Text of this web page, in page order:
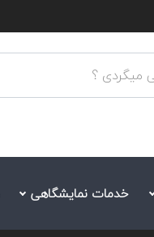
خدمات نمایشگاهی